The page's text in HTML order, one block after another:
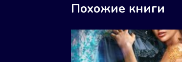
Похожие книги